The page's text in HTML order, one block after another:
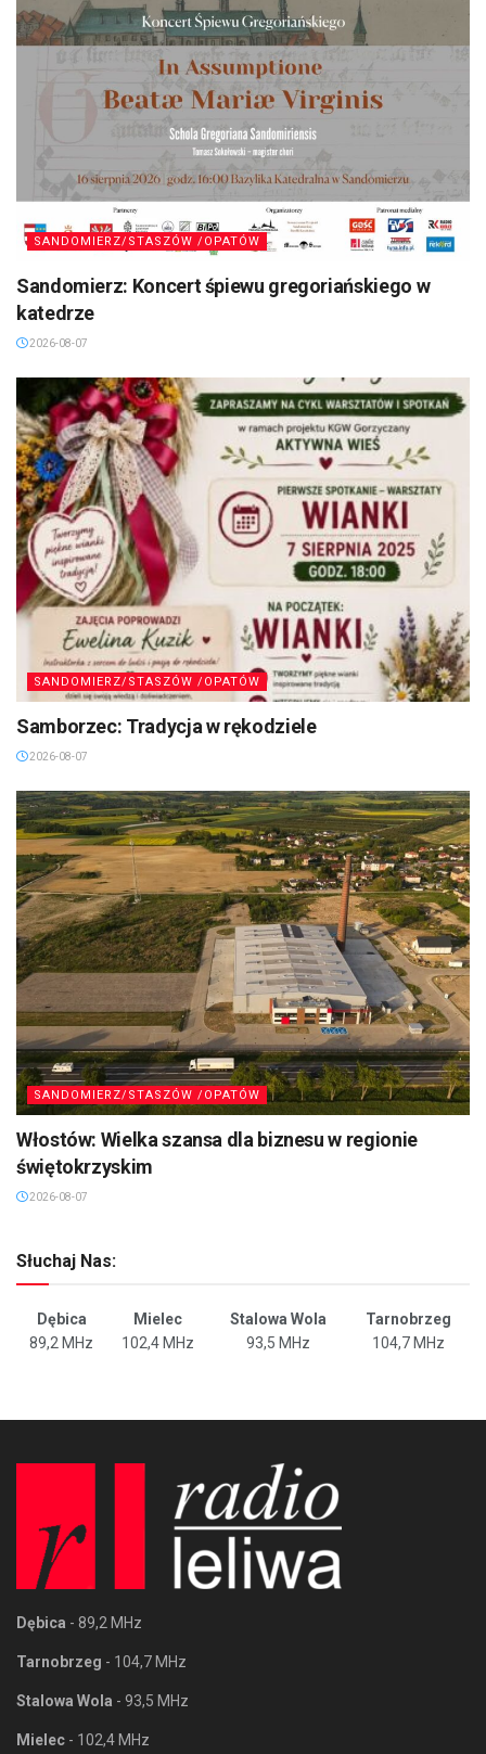
SANDOMIERZ/STASZÓW /OPATÓW
Sandomierz: Koncert śpiewu gregoriańskiego w
katedrze
2026-08-07
SANDOMIERZ/STASZÓW /OPATÓW
Samborzec: Tradycja w rękodziele
2026-08-07
SANDOMIERZ/STASZÓW /OPATÓW
Włostów: Wielka szansa dla biznesu w regionie
świętokrzyskim
2026-08-07
Słuchaj Nas:
Dębica Mielec Stalowa Wola
Tarnobrzeg
89,2 MHz
102,4 MHz 93,5 MHz 104,7 MHz
Dębica - 89,2 MHz
Tarnobrzeg - 104,7 MHz
Stalowa Wola - 93,5 MHz
Mielec - 102,4 MHz